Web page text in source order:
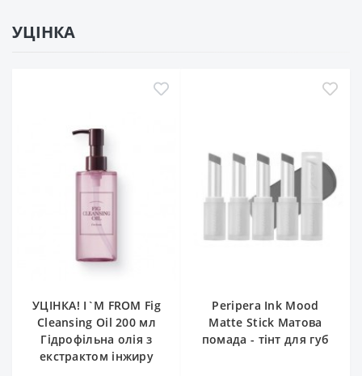
УЦІНКА
УЦІНКА! I`M FROM Fig
Cleansing Oil 200 мл
Гідрофільна олія з
екстрактом інжиру
Peripera Ink Mood
Matte Stick Матова
помада - тінт для губ